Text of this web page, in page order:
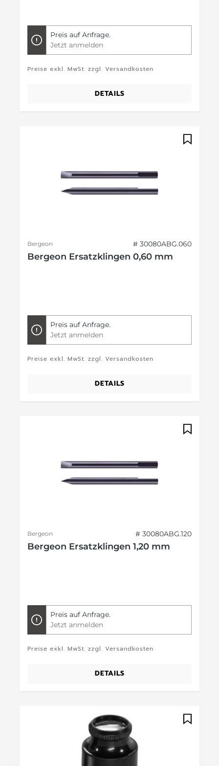
Preis auf Anfrage.
Jetzt anmelden
Preise exkl. MwSt. zzgl. Versandkosten
DETAILS
Bergeon # 30080ABG.060
Bergeon Ersatzklingen 0,60 mm
Preis auf Anfrage.
Jetzt anmelden
Preise exkl. MwSt. zzgl. Versandkosten
DETAILS
Bergeon # 30080ABG.120
Bergeon Ersatzklingen 1,20 mm
Preis auf Anfrage.
Jetzt anmelden
Preise exkl. MwSt. zzgl. Versandkosten
DETAILS